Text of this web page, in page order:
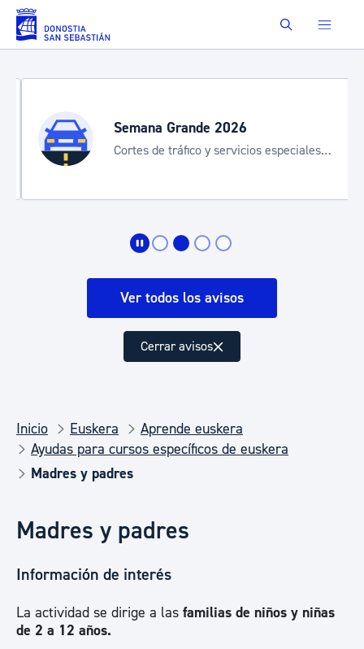
Saltar al contenido principal Buscar
Semana Grande 2026
Cortes de tráfico y servicios especiales
Ver todos los avisos
Cerrar avisos
Inicio Euskera
Aprende euskera
Ayudas para cursos específicos de euskera
Madres y padres
Madres y padres
Información de interés
La actividad se dirige a las familias de niños y niñas
de 2 a 12 años.